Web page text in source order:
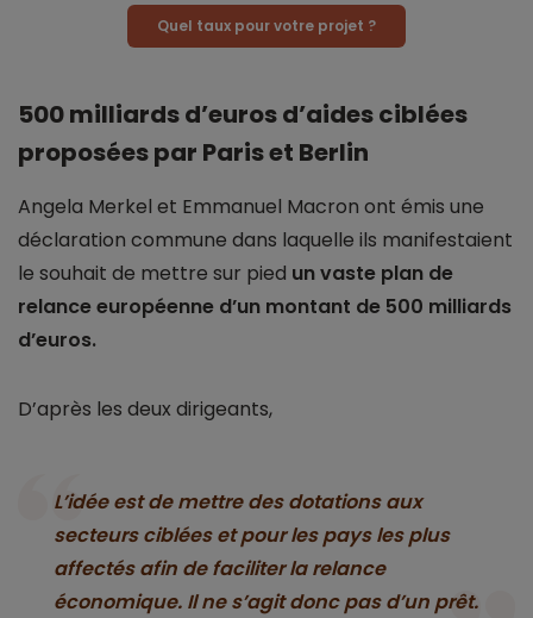
Quel taux pour votre projet ?
500 milliards d’euros d’aides ciblées
proposées par Paris et Berlin
Angela Merkel et Emmanuel Macron ont émis une
déclaration commune dans laquelle ils manifestaient
le souhait de mettre sur pied un vaste plan de
relance européenne d’un montant de 500 milliards
d’euros.
D’après les deux dirigeants,
L’idée est de mettre des dotations aux
secteurs ciblées et pour les pays les plus
affectés afin de faciliter la relance
économique. Il ne s’agit donc pas d’un prêt.